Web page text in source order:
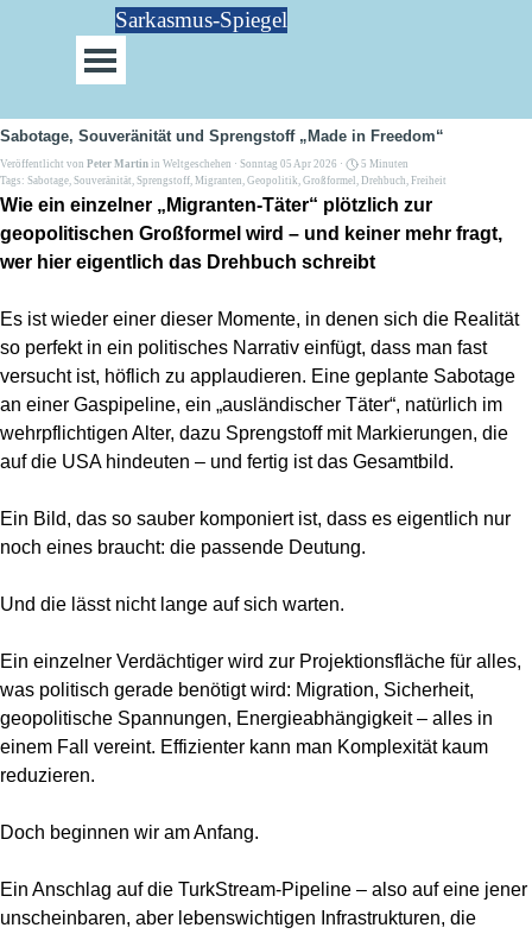
Direkt zum SeiteninhaltSarkasmus-Spiegel
Menü überspringen
Sabotage, Souveränität und Sprengstoff „Made in Freedom“
Veröffentlicht von Peter Martin in Weltgeschehen · Sonntag 05 Apr 2026 ·
5 Minuten
Tags: Sabotage, Souveränität, Sprengstoff, Migranten, Geopolitik, Großformel , Drehbuch, Freiheit
Wie ein einzelner „Migranten-Täter“ plötzlich zur
geopolitischen Großformel wird – und keiner mehr fragt,
wer hier eigentlich das Drehbuch schreibt
Es ist wieder einer dieser Momente, in denen sich die Realität
so perfekt in ein politisches Narrativ einfügt, dass man fast
versucht ist, höflich zu applaudieren. Eine geplante Sabotage
an einer Gaspipeline, ein „ausländischer Täter“, natürlich im
wehrpflichtigen Alter, dazu Sprengstoff mit Markierungen, die
auf die USA hindeuten – und fertig ist das Gesamtbild.
Ein Bild, das so sauber komponiert ist, dass es eigentlich nur
noch eines braucht: die passende Deutung.
Und die lässt nicht lange auf sich warten.
Ein einzelner Verdächtiger wird zur Projektionsfläche für alles,
was politisch gerade benötigt wird: Migration, Sicherheit,
geopolitische Spannungen, Energieabhängigkeit – alles in
einem Fall vereint. Effizienter kann man Komplexität kaum
reduzieren.
Doch beginnen wir am Anfang.
Ein Anschlag auf die TurkStream-Pipeline – also auf eine jener
unscheinbaren, aber lebenswichtigen Infrastrukturen, die